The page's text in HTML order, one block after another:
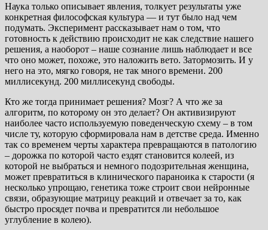
Наука только описывает явления, толкует результаты уже
конкретная философская культура — и тут было над чем
подумать. Эксперимент рассказывает нам о том, что
готовность к действию происходит не как следствие нашего
решения, а наоборот – наше сознание лишь наблюдает и все
что оно может, похоже, это наложить вето. Затормозить. И у
него на это, мягко говоря, не так много времени. 200
миллисекунд. 200 миллисекунд свободы.
Кто же тогда принимает решения? Мозг? А что же за
алгоритм, по которому он это делает? Он активизируют
наиболее часто используемую поведенческую схему – в том
числе ту, которую сформировала нам в детстве среда. Именно
так со временем черты характера превращаются в патологию
– дорожка по которой часто ездят становится колеей, из
которой не выбраться и немного подозрительная женщина,
может превратиться в клинического параноика к старости (я
несколько упрощаю, генетика тоже строит свои нейронные
связи, образующие матрицу реакций и отвечает за то, как
быстро просядет почва и превратится ли небольшое
углубление в колею).